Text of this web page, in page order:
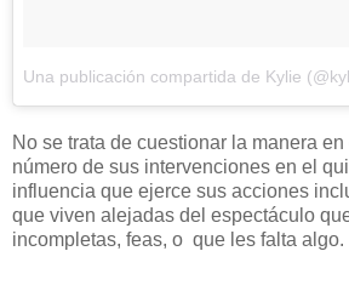
Una publicación compartida de Kylie
No se trata de cuestionar la manera
número de sus intervenciones en el
influencia que ejerce sus acciones
que viven alejadas del espectáculo
incompletas, feas, o que les falta algo.